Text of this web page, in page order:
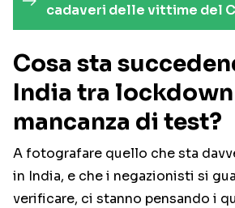
cadaveri delle vittime del
Cosa sta
India tra
mancanza di test?
A fotografare quello che sta
in India, e che i negazionisti si
verificare, ci stanno pensando i